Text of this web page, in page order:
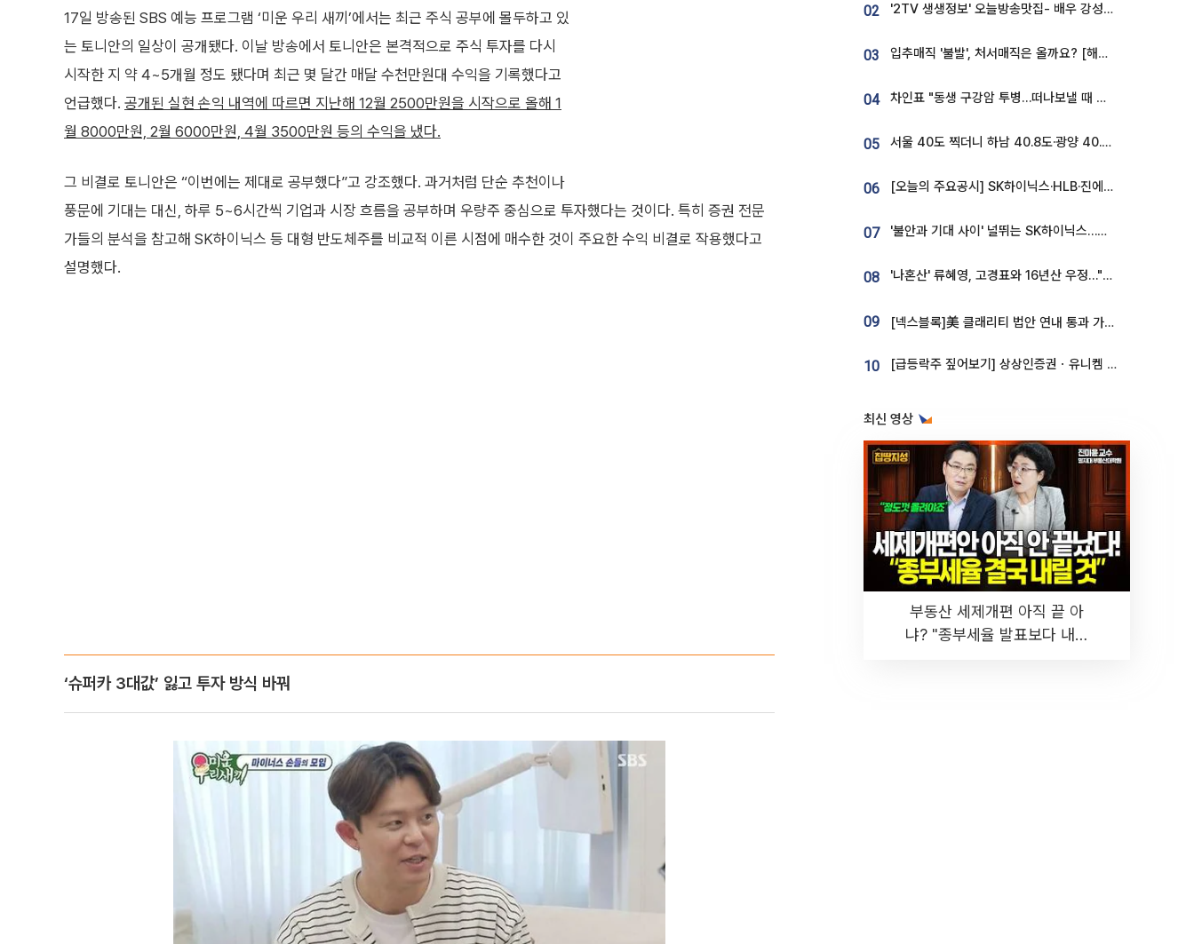
17일 방송된 SBS 예능 프로그램 ‘미운 우리 새끼’에서는 최근 주식 공부에 몰두하고 있
는 토니안의 일상이 공개됐다. 이날 방송에서 토니안은 본격적으로 주식 투자를 다시
시작한 지 약 4~5개월 정도 됐다며 최근 몇 달간 매달 수천만원대 수익을 기록했다고
언급했다. 공개된 실현 손익 내역에 따르면 지난해 12월 2500만원을 시작으로 올해 1
월 8000만원, 2월 6000만원, 4월 3500만원 등의 수익을 냈다.
그 비결로 토니안은 “이번에는 제대로 공부했다”고 강조했다. 과거처럼 단순 추천이나
풍문에 기대는 대신, 하루 5~6시간씩 기업과 시장 흐름을 공부하며 우량주 중심으로 투자했다는 것이다. 특히 증권 전문
가들의 분석을 참고해 SK하이닉스 등 대형 반도체주를 비교적 이른 시점에 매수한 것이 주요한 수익 비결로 작용했다고
설명했다.
‘슈퍼카 3대값’ 잃고 투자 방식 바꿔
02 '2TV 생생정보' 오늘방송맛집- 배우 강성진 단골! 쌀국수ㆍ푸팟퐁 커리 맛집 '블○○○'
03 입추매직 '불발', 처서매직은 올까요? [해시태그]
04 차인표 "동생 구강암 투병…떠나보낼 때 가장 힘들었다”
05 서울 40도 찍더니 하남 40.8도·광양 40.2도…전국 '펄펄'
06 [오늘의 주요공시] SK하이닉스·HLB·진에어·포스코홀딩스·네이버·대우건설 등
07 '불안과 기대 사이' 널뛰는 SK하이닉스…증권가 "HBM4·LTA 기반 펀터멘털 견고"
08 '나혼산' 류혜영, 고경표와 16년산 우정…"자취방서 부모님과 마주쳐"
09 [넥스블록]美 클래리티 법안 연내 통과 가능성 13%…상원 문턱서 제동
10 [급등락주 짚어보기] 상상인증권ㆍ유니켐 2연속, 본느 6연속 ‘상한가’⋯M&A 훈풍 분 증시
최신 영상
부동산 세제개편 아직 끝 아
냐? "종부세율 발표보다 내릴